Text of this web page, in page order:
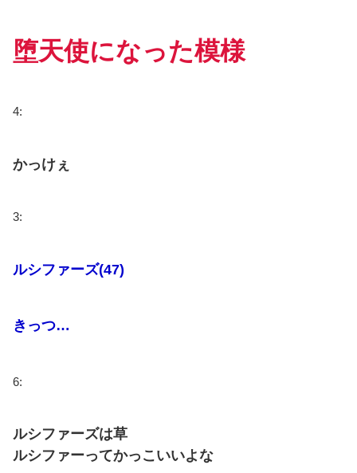
堕天使になった模様
4:
かっけぇ
3:
ルシファーズ(47)
きっつ…
6:
ルシファーズは草
ルシファーってかっこいいよな